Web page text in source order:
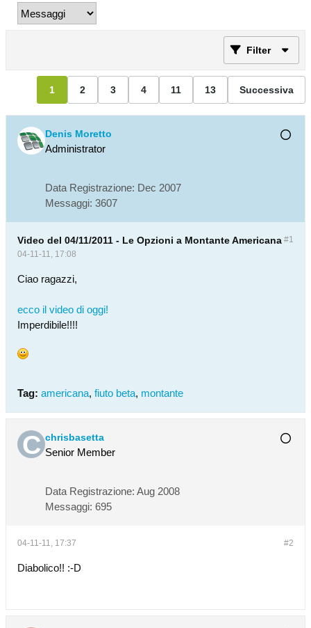
Filter
1 2 3 4 11 13 Successiva
Denis Moretto
Administrator
Data Registrazione: Dec 2007
Messaggi: 3607
#1
Video del 04/11/2011 - Le Opzioni a Montante Americana
04-11-11, 17:08
Ciao ragazzi,
ecco il video di oggi!
Imperdibile!!!!
Tag: americana, fiuto beta, montante
chrisbasetta
Senior Member
Data Registrazione: Aug 2008
Messaggi: 695
#2
04-11-11, 17:37
Diabolico!! :-D